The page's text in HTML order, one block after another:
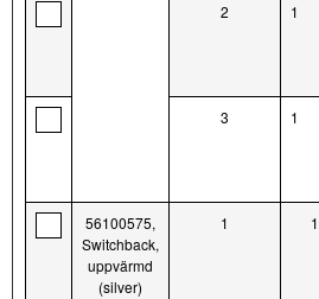
2 1
3 1
56100575,
Switchback,
uppvärmd
(silver)
1 1